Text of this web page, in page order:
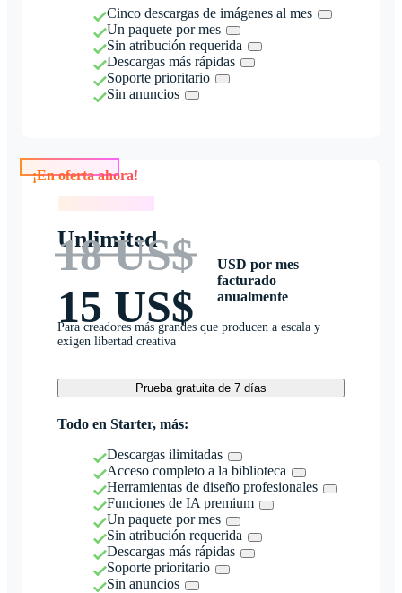
Cinco descargas de imágenes al mes
Un paquete por mes
Sin atribución requerida
Descargas más rápidas
Soporte prioritario
Sin anuncios
Unlimited
18 US$
15 US$
USD por mes
facturado
anualmente
Para creadores más grandes que producen a escala y
exigen libertad creativa
Prueba gratuita de 7 días
Todo en Starter, más:
Descargas ilimitadas
Acceso completo a la biblioteca
Herramientas de diseño profesionales
Funciones de IA premium
Un paquete por mes
Sin atribución requerida
Descargas más rápidas
Soporte prioritario
Sin anuncios